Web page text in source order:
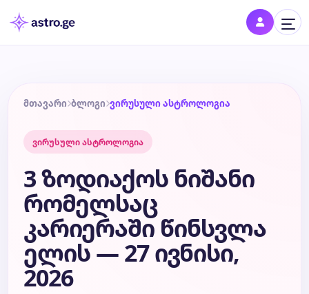
დღის ჰოროსკოპი
კვირის ჰოროსკოპი
თვის ჰოროსკოპი
წლის ჰოროსკოპი
მთავარი ბლოგი ვირუსული ასტროლოგია
ვირუსული ასტროლოგია
3 ზოდიაქოს ნიშანი
რომელსაც
კარიერაში წინსვლა
ელის — 27 ივნისი,
2026